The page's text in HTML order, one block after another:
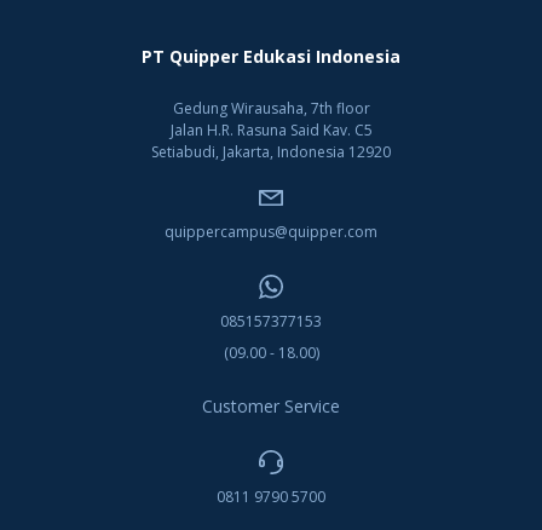
PT Quipper Edukasi Indonesia
Gedung Wirausaha, 7th floor
Jalan H.R. Rasuna Said Kav. C5
Setiabudi, Jakarta, Indonesia 12920
quippercampus@quipper.com
085157377153
(09.00 - 18.00)
Customer Service
0811 9790 5700